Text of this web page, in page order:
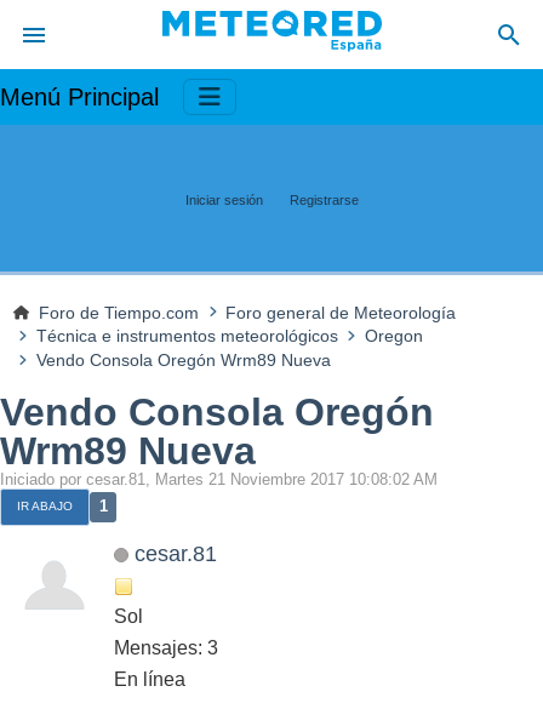
Menú Principal
Iniciar sesión Registrarse
Foro de Tiempo.com
Foro general de Meteorología
Técnica e instrumentos meteorológicos
Oregon
Vendo Consola Oregón Wrm89 Nueva
Vendo Consola Oregón
Wrm89 Nueva
Iniciado por cesar.81, Martes 21 Noviembre 2017 10:08:02 AM
IR ABAJO 1
cesar.81
Sol
Mensajes: 3
En línea